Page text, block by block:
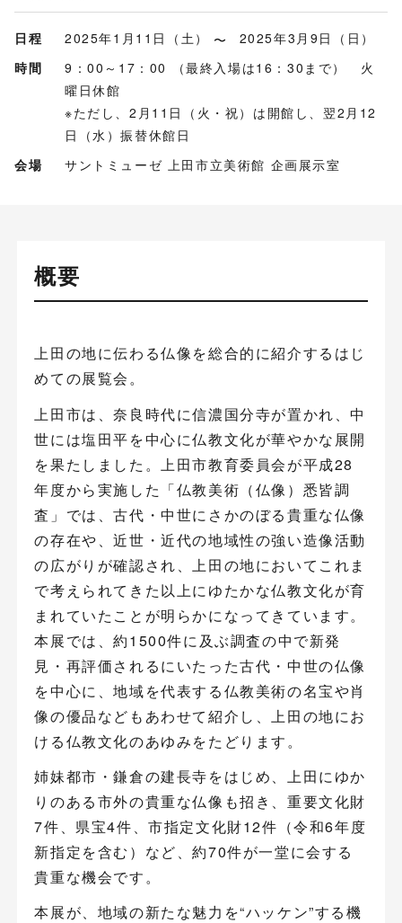
日程 2025年1月11日（土）
2025年3月9日（日）
時間
9：00～17：00 （最終入場は16：30まで） 火
曜日休館
※ただし、2月11日（火・祝）は開館し、翌2月12
日（水）振替休館日
会場
サントミューゼ 上田市立美術館 企画展示室
概要
上田の地に伝わる仏像を総合的に紹介するはじ
めての展覧会。
上田市は、奈良時代に信濃国分寺が置かれ、中
世には塩田平を中心に仏教文化が華やかな展開
を果たしました。上田市教育委員会が平成28
年度から実施した「仏教美術（仏像）悉皆調
査」では、古代・中世にさかのぼる貴重な仏像
の存在や、近世・近代の地域性の強い造像活動
の広がりが確認され、上田の地においてこれま
で考えられてきた以上にゆたかな仏教文化が育
まれていたことが明らかになってきています。
本展では、約1500件に及ぶ調査の中で新発
見・再評価されるにいたった古代・中世の仏像
を中心に、地域を代表する仏教美術の名宝や肖
像の優品などもあわせて紹介し、上田の地にお
ける仏教文化のあゆみをたどります。
姉妹都市・鎌倉の建長寺をはじめ、上田にゆか
りのある市外の貴重な仏像も招き、重要文化財
7件、県宝4件、市指定文化財12件（令和6年度
新指定を含む）など、約70件が一堂に会する
貴重な機会です。
本展が、地域の新たな魅力を“ハッケン”する機